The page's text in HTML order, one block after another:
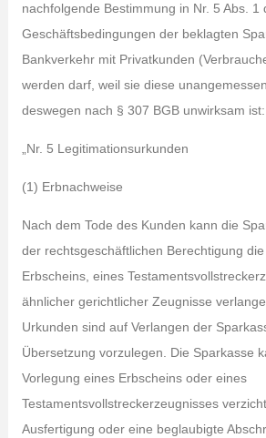
nachfolgende Bestimmung in Nr. 5 Abs. 1
Geschäftsbedingungen der beklagten
Bankverkehr mit Privatkunden
werden darf, weil sie diese
deswegen nach § 307 BGB unwirksam ist:
„Nr. 5 Legitimationsurkunden
(1) Erbnachweise
Nach dem Tode des Kunden kann die
der rechtsgeschäftlichen Berechtigung
Erbscheins, eines
ähnlicher gerichtlicher Zeugnisse
Urkunden sind auf Verlangen der
Übersetzung vorzulegen. Die Sparkasse
Vorlegung eines Erbscheins oder eines
Testamentsvollstreckerzeugnisses
Ausfertigung oder eine beglaubigte